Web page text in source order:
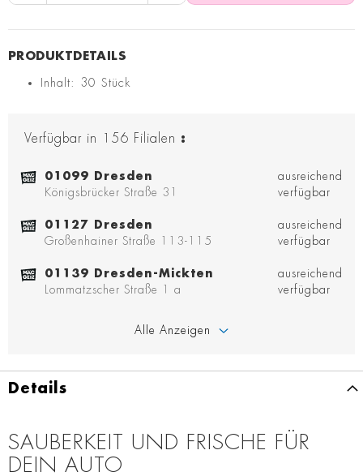
Inhalt: 30 Stück
Verfügbar in 156 Filialen :
01099 Dresden
Königsbrücker Straße 31
ausreichend
verfügbar
01127 Dresden
Großenhainer Straße 113-115
ausreichend
verfügbar
01139 Dresden-Mickten
Lommatzscher Straße 1 a
ausreichend
verfügbar
Alle Anzeigen
Details
SAUBERKEIT UND FRISCHE FÜR
DEIN AUTO